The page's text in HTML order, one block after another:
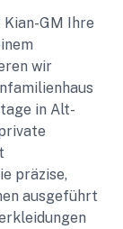
Kian-GM Ihre
wir
in Alt-
präzise,
ausgeführt